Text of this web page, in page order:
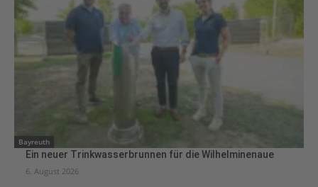
Bayreuth
Ein neuer Trinkwasserbrunnen für die Wilhelminenaue
6. August 2026